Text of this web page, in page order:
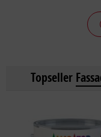
Topseller